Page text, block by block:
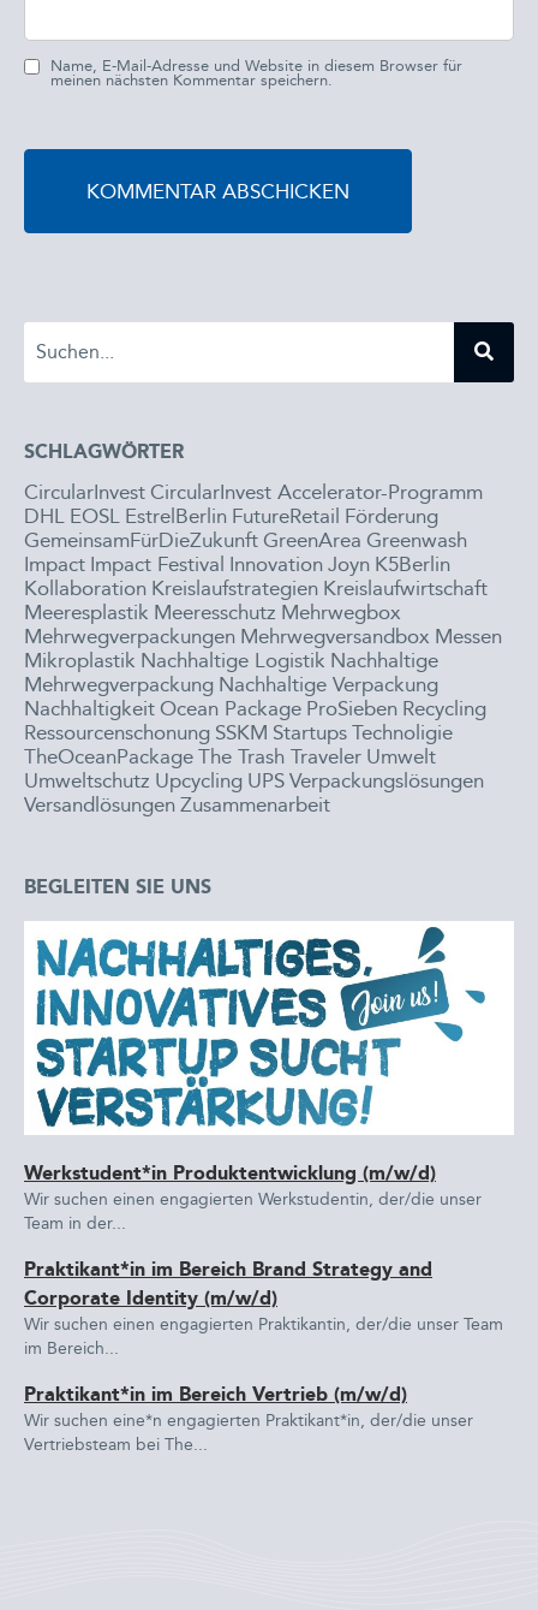
Name, E-Mail-Adresse und Website in diesem Browser für
meinen nächsten Kommentar speichern.
SCHLAGWÖRTER
CircularInvest CircularInvest Accelerator-Programm
DHL EOSL EstrelBerlin FutureRetail Förderung
GemeinsamFürDieZukunftGreenArea Greenwash
Impact Impact Festival InnovationJoyn K5Berlin
Kollaboration Kreislaufstrategien Kreislaufwirtschaft
Meeresplastik Meeresschutz Mehrwegbox
Mehrwegverpackungen Mehrwegversandbox Messen
Mikroplastik Nachhaltige Logistik Nachhaltige
Mehrwegverpackung Nachhaltige Verpackung
Nachhaltigkeit Ocean Package ProSieben Recycling
Ressourcenschonung SSKM StartupsTechnoligie
TheOceanPackageThe Trash Traveler Umwelt
Umweltschutz Upcycling UPSVerpackungslösungen
VersandlösungenZusammenarbeit
BEGLEITEN SIE UNS
Werkstudent*in Produktentwicklung (m/w/d)
Wir suchen einen engagierten Werkstudentin, der/die unser
Team in der...
Praktikant*in im Bereich Brand Strategy and
Corporate Identity (m/w/d)
Wir suchen einen engagierten Praktikantin, der/die unser Team
im Bereich...
Praktikant*in im Bereich Vertrieb (m/w/d)
Wir suchen eine*n engagierten Praktikant*in, der/die unser
Vertriebsteam bei The...